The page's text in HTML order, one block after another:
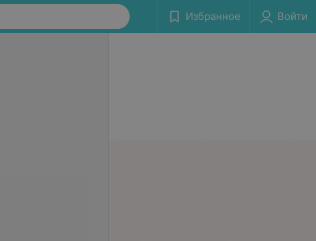
Избранное Войти